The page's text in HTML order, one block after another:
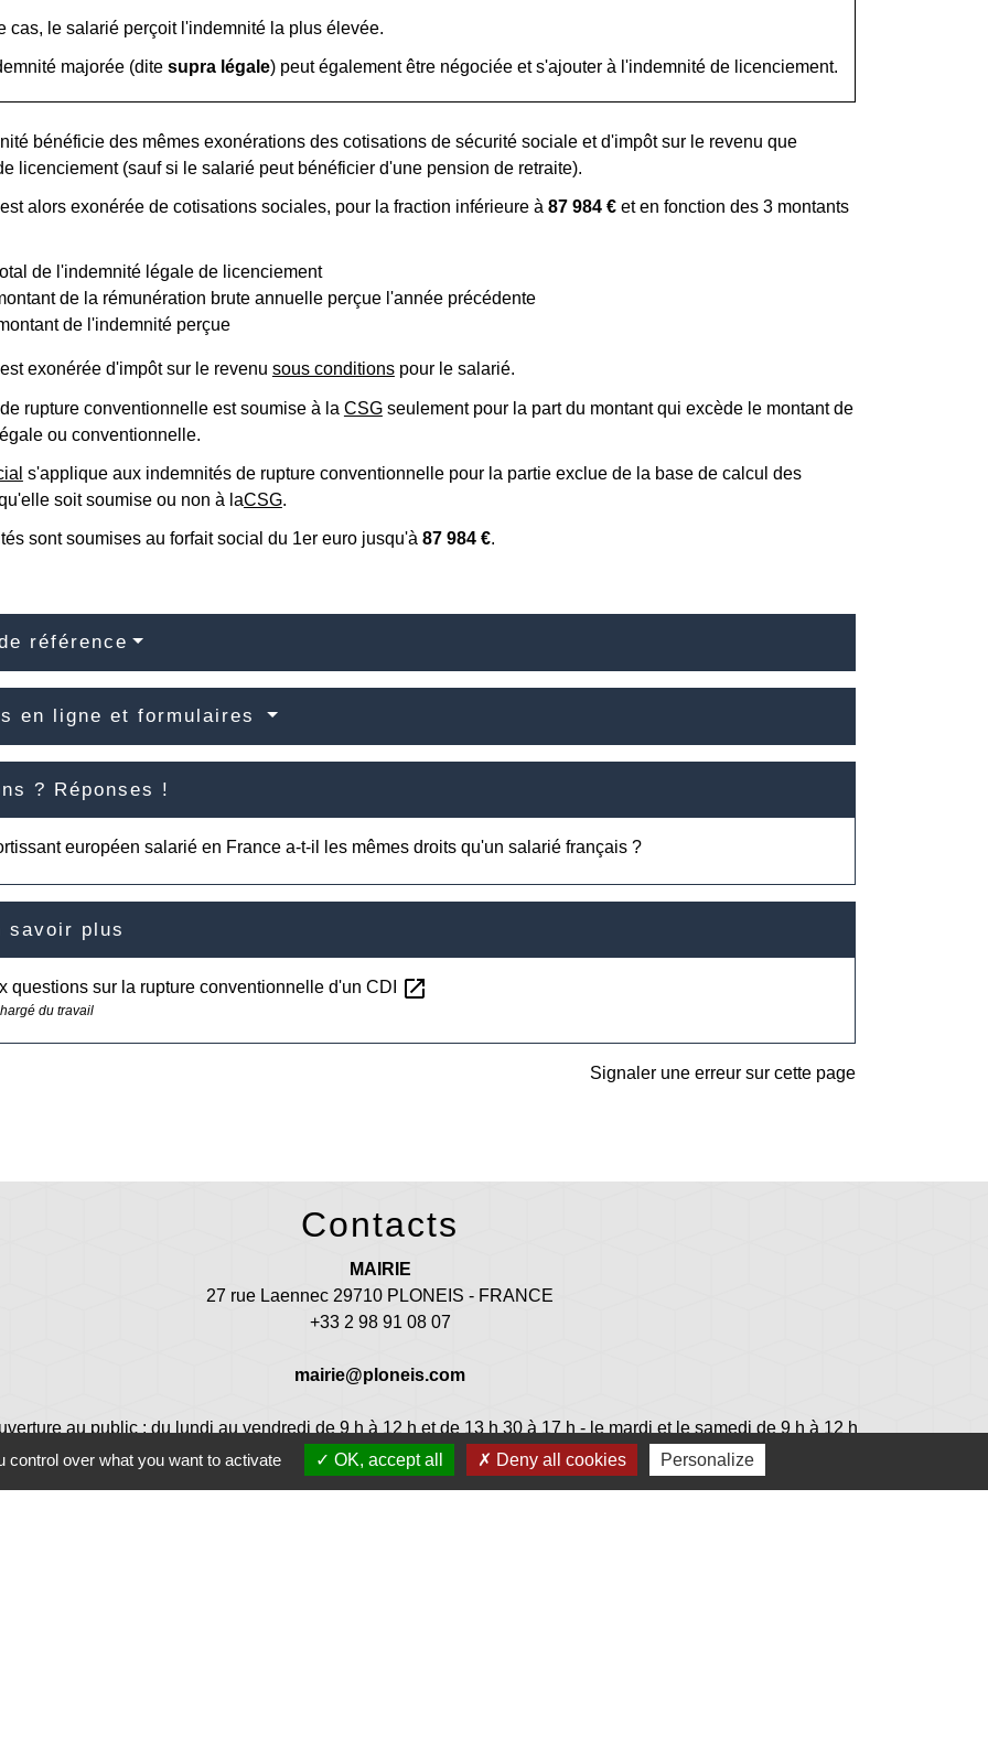
cas, le salarié perçoit l'indemnité la plus élevée.
majorée (dite supra légale) peut également être négociée et s'ajouter à l'indemnité de licenciement.
bénéficie des mêmes exonérations des cotisations de sécurité sociale et d'impôt sur le revenu que
licenciement (sauf si le salarié peut bénéficier d'une pension de retraite).
alors exonérée de cotisations sociales, pour la fraction inférieure à 87 984 €et en fonction des 3 montants
de l'indemnité légale de licenciement
de la rémunération brute annuelle perçue l'année précédente
de l'indemnité perçue
exonérée d'impôt sur le revenu sous conditionspour le salarié.
rupture conventionnelle est soumise à la CSGseulement pour la part du montant qui excède le montant de
ou conventionnelle.
s'applique aux indemnités de rupture conventionnelle pour la partie exclue de la base de calcul des
soit soumise ou non à laCSG.
sont soumises au forfait social du 1ereuro jusqu'à 87 984 €.
référence
en ligne et formulaires
? Réponses !
européen salarié en France a-t-il les mêmes droits qu'un salarié français ?
savoir plus
questions sur la rupture conventionnelle d'un CDI open_in_new
du travail
Signaler une erreur sur cette page
Contacts
MAIRIE
27 rue Laennec 29710 PLONEIS - FRANCE
+33 2 98 91 08 07
mairie@ploneis.com
au public : du lundi au vendredi de 9 h à 12 h et de 13 h 30 à 17 h - le mardi et le samedi de 9 h à 12 h
over what you want to activate OK, accept all Deny all cookies Personalize